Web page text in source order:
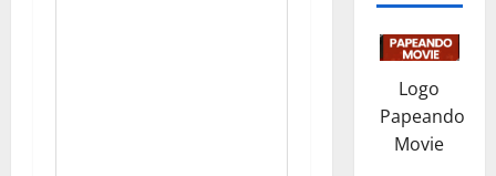
Logo
Papeando
Movie